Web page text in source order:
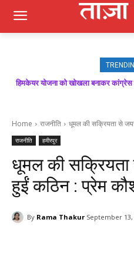
हिमकेयर योजना को खोखला बनाकर कांग्रेस
Home राजनीति धूमल की सक्रियता से
राजनीति हमीरपुर
धूमल की सक्रियता
हुईं कठिन : प्रेम
By Rama Thakur September 13,